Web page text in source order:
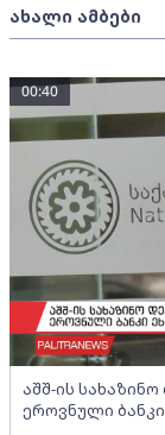
ახალი ამბები
აშშ-ის
ეროვნული
00:40